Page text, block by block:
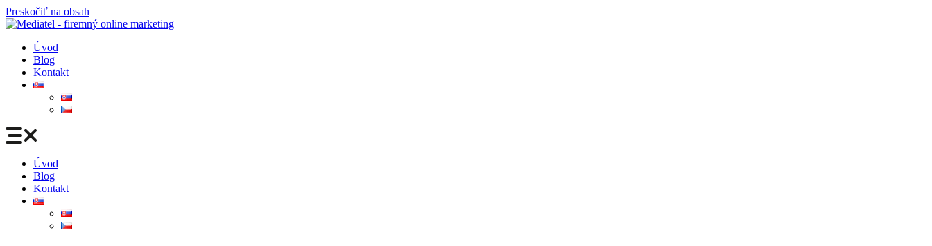
Preskočiť na obsah
Úvod
Blog
Kontakt
Úvod
Blog
Kontakt